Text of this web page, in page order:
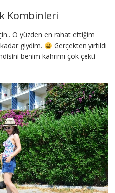
Kombinleri
O yüzden en rahat ettiğim
giydim.
Gerçekten yırtıldı
benim kahrımı çok çekti